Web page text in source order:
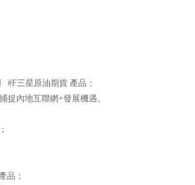
#F三星原油期貨 產品；
捉內地互聯網+發展機遇。
品；